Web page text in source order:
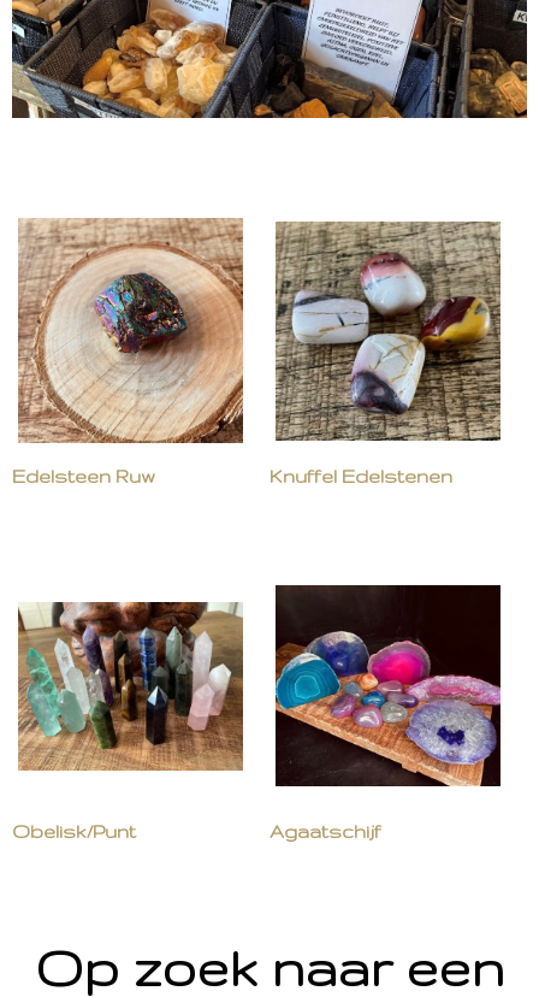
Edelsteen Ruw Knuffel Edelstenen
Obelisk/Punt Agaatschijf
Op zoek naar een